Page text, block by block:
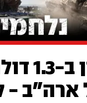
1.2 מיליון